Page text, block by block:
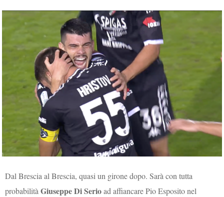
Dal Brescia al Brescia, quasi un girone dopo. Sarà con tutta
probabilitàGiuseppe Di Serioad affiancare Pio Esposito nel